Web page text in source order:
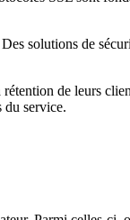
solutions de
de leurs
du service.